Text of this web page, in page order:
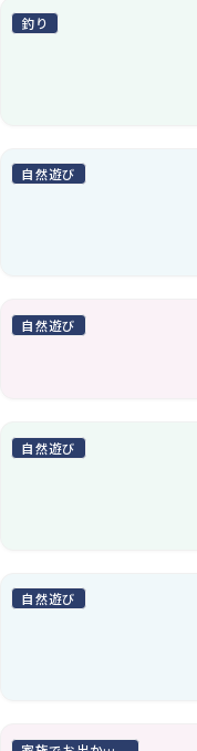
釣り
自然遊び
自然遊び
自然遊び
自然遊び